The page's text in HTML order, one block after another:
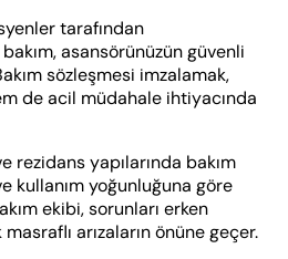
tarafından
asansörünüzün güvenli
sözleşmesi imzalamak,
de acil müdahale ihtiyacında
rezidans yapılarında bakım
kullanım yoğunluğuna göre
ekibi, sorunları erken
arızaların önüne geçer.